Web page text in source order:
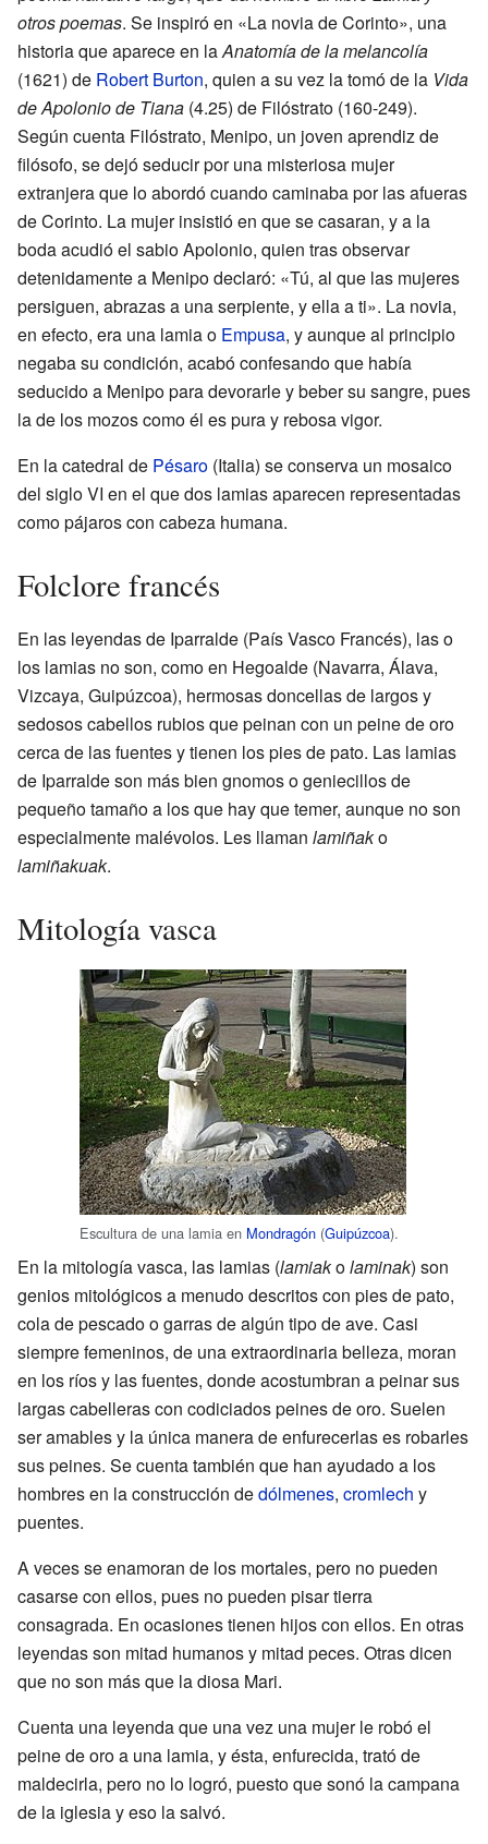
otros poemas. Se inspiró en «La novia de Corinto», una
historia que aparece en laAnatomía de la melancolía
(1621) de Robert Burton, quien a su vez la tomó de la Vida
de Apolonio de Tiana (4.25) de Filóstrato (160-249).
Según cuenta Filóstrato, Menipo, un joven aprendiz de
filósofo, se dejó seducir por una misteriosa mujer
extranjera que lo abordó cuando caminaba por las afueras
de Corinto. La mujer insistió en que se casaran, y a la
boda acudió el sabio Apolonio, quien tras observar
detenidamente a Menipo declaró: «Tú, al que las mujeres
persiguen, abrazas a una serpiente, y ella a ti». La novia,
en efecto, era una lamia o Empusa, y aunque al principio
negaba su condición, acabó confesando que había
seducido a Menipo para devorarle y beber su sangre, pues
la de los mozos como él es pura y rebosa vigor.
En la catedral de Pésaro (Italia) se conserva un mosaico
del siglo VI en el que dos lamias aparecen representadas
como pájaros con cabeza humana.
Folclore francés
En las leyendas de Iparralde (País Vasco Francés), las o
los lamias no son, como en Hegoalde (Navarra, Álava,
Vizcaya, Guipúzcoa), hermosas doncellas de largos y
sedosos cabellos rubios que peinan con un peine de oro
cerca de las fuentes y tienen los pies de pato. Las lamias
de Iparralde son más bien gnomos o geniecillos de
pequeño tamaño a los que hay que temer, aunque no son
especialmente malévolos. Les llaman lamiñako
lamiñakuak.
Mitología vasca
Escultura de una lamia en Mondragón (Guipúzcoa).
En la mitología vasca, las lamias (lamiakolaminak) son
genios mitológicos a menudo descritos con pies de pato,
cola de pescado o garras de algún tipo de ave. Casi
siempre femeninos, de una extraordinaria belleza, moran
en los ríos y las fuentes, donde acostumbran a peinar sus
largas cabelleras con codiciados peines de oro. Suelen
ser amables y la única manera de enfurecerlas es robarles
sus peines. Se cuenta también que han ayudado a los
hombres en la construcción dedólmenes, cromlech y
puentes.
A veces se enamoran de los mortales, pero no pueden
casarse con ellos, pues no pueden pisar tierra
consagrada. En ocasiones tienen hijos con ellos. En otras
leyendas son mitad humanos y mitad peces. Otras dicen
que no son más que la diosa Mari.
Cuenta una leyenda que una vez una mujer le robó el
peine de oro a una lamia, y ésta, enfurecida, trató de
maldecirla, pero no lo logró, puesto que sonó la campana
de la iglesia y eso la salvó.